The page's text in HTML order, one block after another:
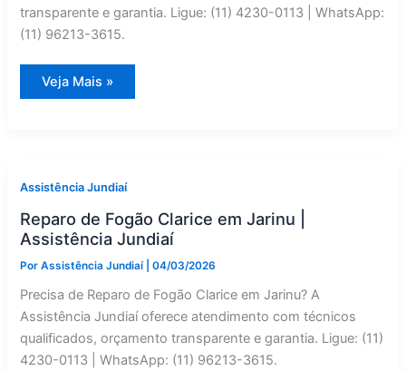
transparente e garantia. Ligue: (11) 4230-0113 | WhatsApp:
(11) 96213-3615.
Clarice
Cooktop
Assistência
Jundiaí
Veja Mais »
Assistência Jundiaí
Reparo de Fogão Clarice em Jarinu |
Assistência Jundiaí
PorAssistência Jundiaí |04/03/2026
Precisa de Reparo de Fogão Clarice em Jarinu? A
Assistência Jundiaí oferece atendimento com técnicos
qualificados, orçamento transparente e garantia. Ligue: (11)
4230-0113 | WhatsApp: (11) 96213-3615.